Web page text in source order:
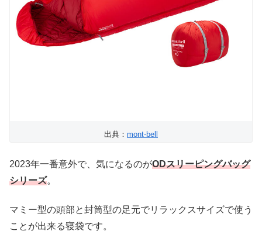
出典： mont-bell
2023年一番意外で、気になるのがODスリーピングバッグ
シリーズ。
マミー型の頭部と封筒型の足元でリラックスサイズで使う
ことが出来る寝袋です。